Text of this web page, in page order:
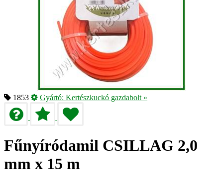
1853 Gyártó: Kertészkuckó gazdabolt »
Fűnyíródamil CSILLAG 2,0
mm x 15 m